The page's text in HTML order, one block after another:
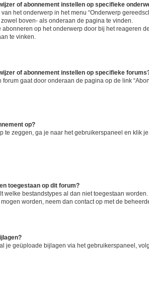
of abonnement instellen op specifieke
het onderwerp in het menu “Onderwerp
boven- als onderaan de pagina te vinden.
abonneren op het onderwerp door bij het reageren
te vinken.
of abonnement instellen op specifieke
gaat door onderaan de pagina op de link
op?
te zeggen, ga je naar het gebruikerspaneel en klik
toegestaan op dit forum?
welke bestandstypes al dan niet toegestaan
worden, neem dan contact op met de
je geüploade bijlagen via het gebruikerspaneel,